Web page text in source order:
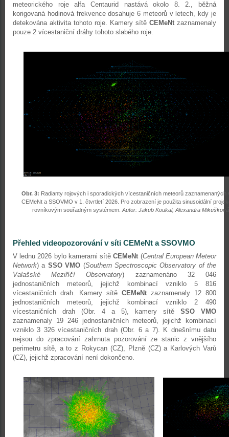
meteorického roje alfa Centaurid nastává okolo 8. 2., běžná
korigovaná hodinová frekvence dosahuje 6 meteorů v letech, kdy je
detekována aktivita tohoto roje. Kamery sítě CEMeNt zaznamenaly
pouze 2 vícestaniční dráhy tohoto slabého roje.
Obr. 3: Radianty rojových i sporadických vícestaničních meteorů zaznamenaných
CEMeNt a SSOVMO v 1. čtvrtletí 2026. Pro zobrazení je použita sinusoidální
rovníkovým souřadným systémem. Autor: Jakub Koukal, Alexandra Mikušková
Přehled videopozorování v síti CEMeNt a SSOVMO
V lednu 2026 bylo kamerami sítěCEMeNt (Central European Meteor
Network) a SSO VMO (Southern Spectroscopic Observatory of the
Valašské Meziříčí Observatory) zaznamenáno 32 046
jednostaničních meteorů, jejichž kombinací vzniklo 5 816
vícestaničních drah. Kamery sítě CEMeNt zaznamenaly 12 800
jednostaničních meteorů, jejichž kombinací vzniklo 2 490
vícestaničních drah (Obr. 4 a 5), kamery sítě SSO VMO
zaznamenaly 19 246 jednostaničních meteorů, jejichž kombinací
vzniklo 3 326 vícestaničních drah (Obr. 6 a 7). K dnešnímu datu
nejsou do zpracování zahrnuta pozorování ze stanic z vnějšího
perimetru sítě, a to z Rokycan (CZ), Plzně (CZ) a Karlových Varů
(CZ), jejichž zpracování není dokončeno.